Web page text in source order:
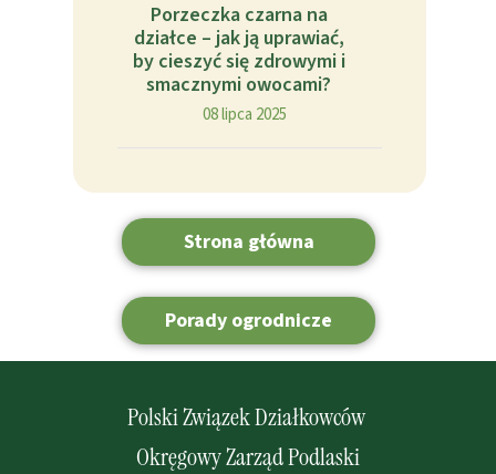
Porady ogrodnicze
Porzeczka czarna na
działce – jak ją uprawiać,
by cieszyć się zdrowymi i
smacznymi owocami?
08 lipca 2025
Strona główna
Polski Związek Działkowców
Okręgowy Zarząd Podlaski